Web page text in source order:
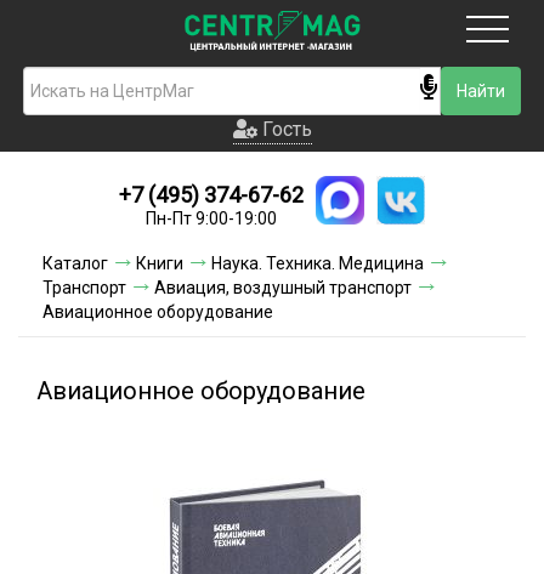
Гость
Новинки
Условия доставки
Условия оплаты
Гость
+7 (495) 374-67-62
Пн-Пт 9:00-19:00
Каталог Книги
Наука. Техника. Медицина
Транспорт
Авиация, воздушный транспорт
Авиационное оборудование
Авиационное оборудование